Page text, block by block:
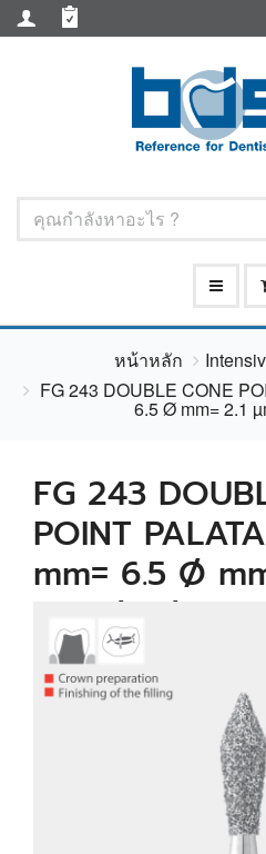
หน้าหลัก
FG 243 DOUBLE CONE
6.5 Ø mm= 2.1
FG 243
POINT
mm= 6.5 Ø
Standard